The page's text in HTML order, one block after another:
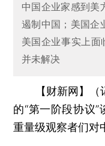
中国企业家感到美
遏制中国；美国企
美国企业事实上面
并未解决
【财新网】（
的“第一阶段协议
重量级观察者们对